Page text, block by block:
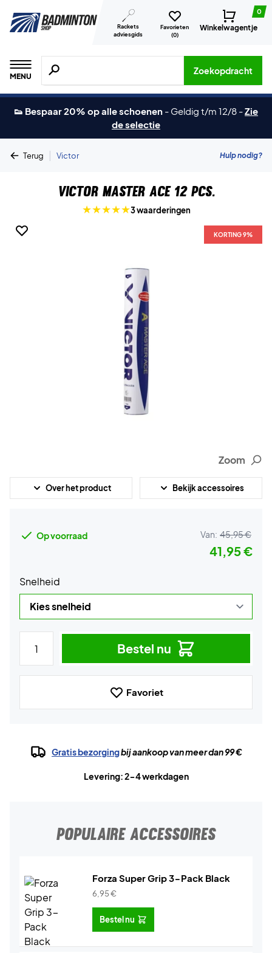
Rackets
adviesgids
Favorieten
(0)
0
Winkelwagentje
MENU
Zoeken naar producten, merken etc.
Zoekopdracht
👟 Bespaar 20% op alle schoenen - Geldig t/m 12/8 -Zie
de selectie
Terug | Victor Hulp nodig?
Victor Master Ace 12 pcs.
3 waarderingen
KORTING 9%
Zoom
Over het product Bekijk accessoires
Op voorraad Van: 45,95 €
41,95 €
Snelheid
Bestel nu
Favoriet
Gratis bezorgingbij aankoop van meer dan 99 €
Levering: 2-4 werkdagen
POPULAIRE ACCESSOIRES
Forza Super Grip 3-Pack Black
6,95€
Bestel nu